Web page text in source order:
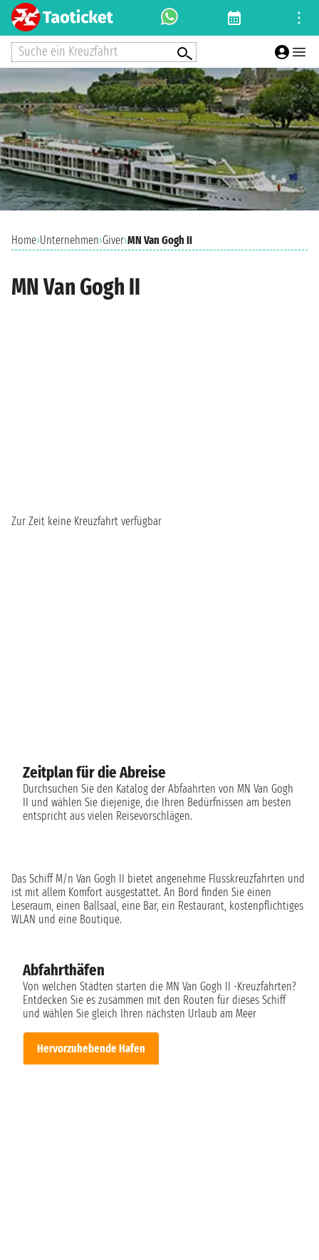
Suche ein Kreuzfahrt
Home›Unternehmen›Giver›MN Van Gogh II
MN Van Gogh II
Zur Zeit keine Kreuzfahrt verfügbar
Zeitplan für die Abreise
Durchsuchen Sie den Katalog der Abfaahrten von MN Van Gogh
II und wählen Sie diejenige, die Ihren Bedürfnissen am besten
entspricht aus vielen Reisevorschlägen.
Abfahrthäfen
Von welchen Städten starten die MN Van Gogh II -Kreuzfahrten?
Entdecken Sie es zusammen mit den Routen für dieses Schiff
und wählen Sie gleich Ihren nächsten Urlaub am Meer
Hervorzuhebende Hafen
Das Schiff M/n Van Gogh II bietet angenehme Flusskreuzfahrten und
ist mit allem Komfort ausgestattet. An Bord finden Sie einen
Leseraum, einen Ballsaal, eine Bar, ein Restaurant, kostenpflichtiges
WLAN und eine Boutique.